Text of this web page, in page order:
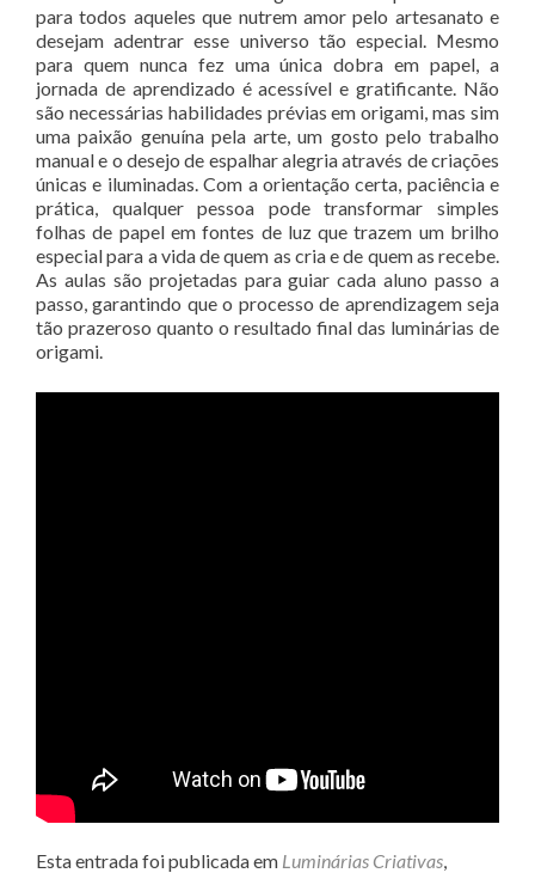
para todos aqueles que nutrem amor pelo artesanato e
desejam adentrar esse universo tão especial. Mesmo
para quem nunca fez uma única dobra em papel, a
jornada de aprendizado é acessível e gratificante. Não
são necessárias habilidades prévias em origami, mas sim
uma paixão genuína pela arte, um gosto pelo trabalho
manual e o desejo de espalhar alegria através de criações
únicas e iluminadas. Com a orientação certa, paciência e
prática, qualquer pessoa pode transformar simples
folhas de papel em fontes de luz que trazem um brilho
especial para a vida de quem as cria e de quem as recebe.
As aulas são projetadas para guiar cada aluno passo a
passo, garantindo que o processo de aprendizagem seja
tão prazeroso quanto o resultado final das luminárias de
origami.
Esta entrada foi publicada em Luminárias Criativas